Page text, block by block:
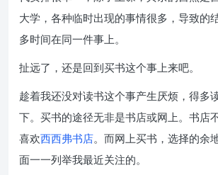
大学，各种临时出现的事情很多，导致的
多时间在同一件事上。
扯远了，还是回到买书这个事上来吧。
趁着我还没对读书这个事产生厌烦，得多
下。买书的途径无非是书店或网上。书店
喜欢西西弗书店。而网上买书，选择的余
面一一列举我最近关注的。